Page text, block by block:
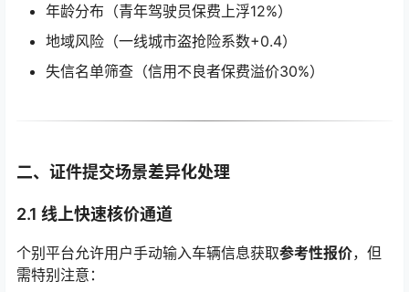
年龄分布（青年驾驶员保费上浮12%）
地域风险（一线城市盗抢险系数+0.4）
失信名单筛查（信用不良者保费溢价30%）
二、证件提交场景差异化处理
2.1 线上快速核价通道
个别平台允许用户手动输入车辆信息获取参考性报价，但
需特别注意：